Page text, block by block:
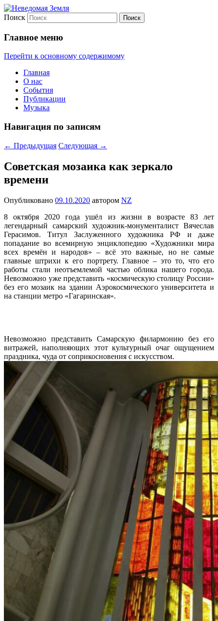
Неведомая Земля
Поиск
Главное меню
Перейти к основному содержимому
Главная
О нас
События
Публикации
Музыка
Навигация по записям
← Предыдущая Следующая →
Советская мозаика как зеркало
времени
Опубликовано 09.10.2020 автором NZ
8 октября 2020 года ушёл из жизни в возрасте 83 лет
легендарный самарский художник-монументалист Вячеслав
Герасимов. Титул Заслуженного художника РФ и даже
попадание во всемирную энциклопедию «Художники мира
всех времён и народов» – всё это важные, но не самые
главные штрихи к его портрету. Главное – это то, что его
работы стали неотъемлемой частью облика нашего города.
Невозможно уже представить «космическую столицу России»
без его мозаик на здании Аэрокосмического университета и
на станции метро «Гагаринская».
Невозможно представить Самарскую филармонию без его
витражей, наполняющих этот культурный очаг ощущением
праздника, чуда от соприкосновения с искусством.